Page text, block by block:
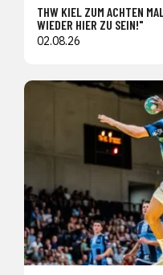
THW KIEL ZUM ACHTEN
WIEDER HIER ZU SEIN!"
02.08.26